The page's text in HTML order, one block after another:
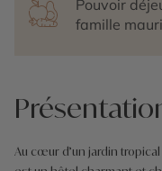
Pouvoir
famille
Au cœur d’un jardin